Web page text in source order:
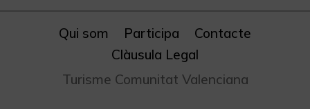
Qui som Participa
Contacte
Clàusula Legal
Turisme Comunitat Valenciana